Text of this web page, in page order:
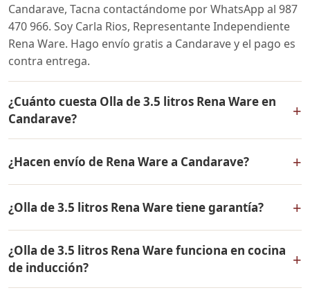
Candarave, Tacna contactándome por WhatsApp al 987
470 966. Soy Carla Rios, Representante Independiente
Rena Ware. Hago envío gratis a Candarave y el pago es
contra entrega.
¿Cuánto cuesta Olla de 3.5 litros Rena Ware en
Candarave?
+
todo el Perú. Contáctame por WhatsApp para conocer
el precio actual, promociones disponibles y facilidades
de pago en cuotas desde el 10% de inicial.
¿Hacen envío de Rena Ware a Candarave? +
a Candarave, Tacna y a todo el Perú. El pago es contra
entrega.
¿Olla de 3.5 litros Rena Ware tiene garantía? +
vida contra defectos de fabricación. Todos los
productos Rena Ware están fabricados en acero
inoxidable quirúrgico 18/10 de la más alta calidad.
¿Olla de 3.5 litros Rena Ware funciona en cocina
de inducción?
+